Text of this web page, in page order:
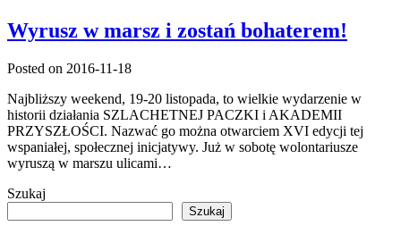
Wyrusz w marsz i zostań bohaterem!
Posted on 2016-11-18
Najbliższy weekend, 19-20 listopada, to wielkie wydarzenie w
historii działania SZLACHETNEJ PACZKI i AKADEMII
PRZYSZŁOŚCI. Nazwać go można otwarciem XVI edycji tej
wspaniałej, społecznej inicjatywy. Już w sobotę wolontariusze
wyruszą w marszu ulicami…
Szukaj
Szukaj